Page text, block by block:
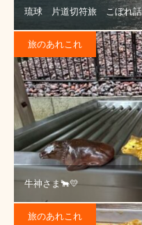
琉球 片道切符旅 こぼれ話
旅のあれこれ
牛神さま🐂💛
旅のあれこれ